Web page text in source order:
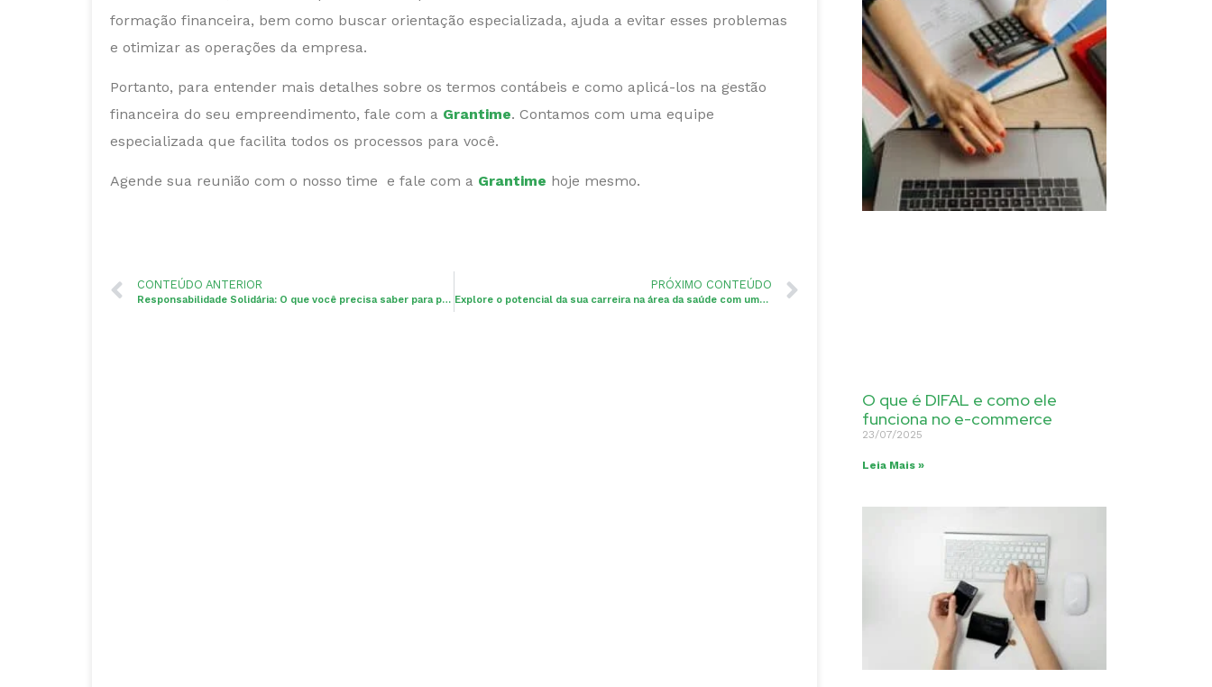
formação financeira, bem como buscar orientação especializada, ajuda a evitar esses problemas
e otimizar as operações da empresa.
Portanto, para entender mais detalhes sobre os termos contábeis e como aplicá-los na gestão
financeira do seu empreendimento, fale com a Grantime. Contamos com uma equipe
especializada que facilita todos os processos para você.
Agende sua reunião com o nosso time e fale com a Grantime hoje mesmo.
CONTEÚDO ANTERIOR
Responsabilidade Solidária: O que você precisa saber para proteger o seu negócio
PRÓXIMO CONTEÚDO
Explore o potencial da sua carreira na área da saúde com uma contabilidade especializada
O que é DIFAL e como ele
funciona no e-commerce
23/07/2025
Leia Mais »